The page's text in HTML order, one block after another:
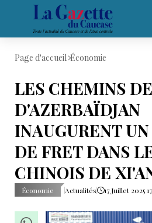
Page d'accueil Économie
LES CHEMINS
D'AZERBAÏDJAN
INAUGURENT
DE FRET DANS
CHINOIS DE
Économie Actualités 17 Juillet 2025